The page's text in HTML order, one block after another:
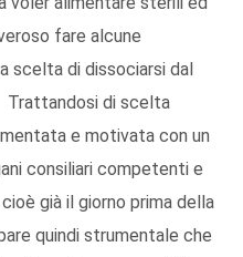
fare alcune
scelta di dissociarsi dal
Trattandosi di scelta
e motivata con un
consiliari competenti e
già il giorno prima della
quindi strumentale che